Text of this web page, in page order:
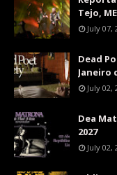
Tejo,
July 07,
Dead
Janeiro
July 02,
Dea
2027
July 02,